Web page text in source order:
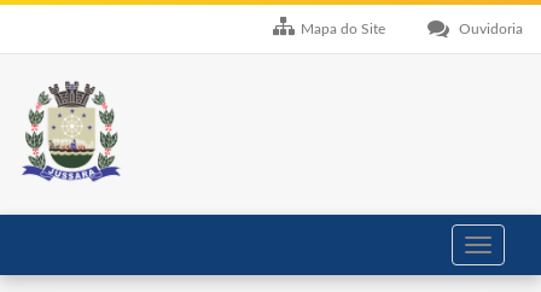
Ouvidoria
Mapa do Site
Toggle